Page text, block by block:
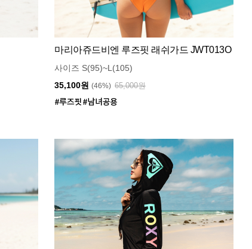
마리아쥬드비엔 루즈핏 래쉬가드 JWT013O
사이즈 S(95)~L(105)
35,100원 (46%) 65,000원